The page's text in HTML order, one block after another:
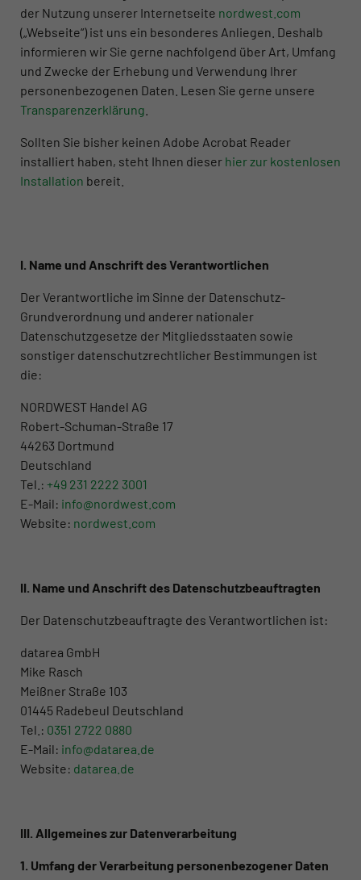
der Nutzung unserer Internetseite nordwest.com
(„Webseite“) ist uns ein besonderes Anliegen. Deshalb
informieren wir Sie gerne nachfolgend über Art, Umfang
und Zwecke der Erhebung und Verwendung Ihrer
personenbezogenen Daten. Lesen Sie gerne unsere
Transparenzerklärung
Sollten Sie bisher keinen Adobe Acrobat Reader
installiert haben, steht Ihnen dieser hier zur kostenlosen
Installation bereit.
I. Name und Anschrift des Verantwortlichen
Der Verantwortliche im Sinne der Datenschutz-
Grundverordnung und anderer nationaler
Datenschutzgesetze der Mitgliedsstaaten sowie
sonstiger datenschutzrechtlicher Bestimmungen ist
die:
NORDWEST Handel AG
Robert-Schuman-Straße 17
44263 Dortmund
Deutschland
Tel.: +49 231 2222 3001
E-Mail: info@nordwest.com
Website: nordwest.com
II. Name und Anschrift des Datenschutzbeauftragten
Der Datenschutzbeauftragte des Verantwortlichen ist:
datarea GmbH
Mike Rasch
Meißner Straße 103
01445 Radebeul Deutschland
Tel.: 0351 2722 0880
E-Mail: info@datarea.de
Website: datarea.de
III. Allgemeines zur Datenverarbeitung
1. Umfang der Verarbeitung personenbezogener Daten